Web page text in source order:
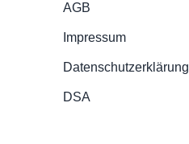
AGB
Impressum
Datenschutzerklärung
DSA